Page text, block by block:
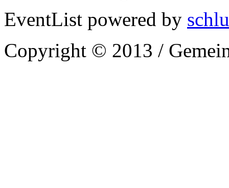
EventList powered by
Copyright © 2013 /